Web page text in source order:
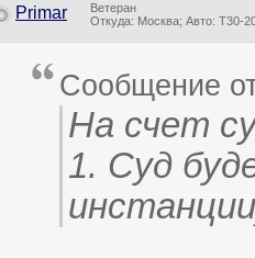
Primar
Ветеран
Откуда: Москва; Авто: Т30-
Сообщение
На счет
1. Суд